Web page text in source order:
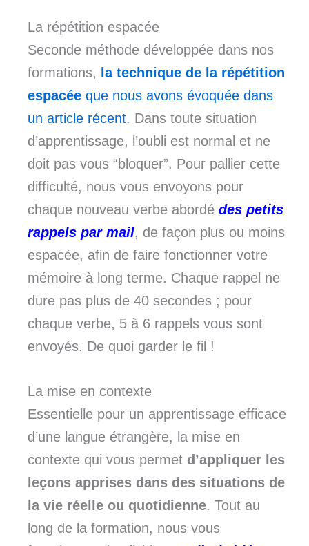
La répétition espacée
Seconde méthode développée dans nos
formations,
la technique de la répétition
espacée que nous avons évoquée dans
un article récent. Dans toute situation
d’apprentissage, l’oubli est normal et ne
doit pas vous “bloquer”. Pour pallier cette
difficulté, nous vous envoyons pour
chaque nouveau verbe abordé des petits
rappels par mail, de façon plus ou moins
espacée, afin de faire fonctionner votre
mémoire à long terme. Chaque rappel ne
dure pas plus de 40 secondes ; pour
chaque verbe, 5 à 6 rappels vous sont
envoyés. De quoi garder le fil !
La mise en contexte
Essentielle pour un apprentissage efficace
d’une langue étrangère, la mise en
contexte qui vous permet d’appliquer les
leçons apprises dans des situations de
la vie réelle ou quotidienne. Tout au
long de la formation, nous vous